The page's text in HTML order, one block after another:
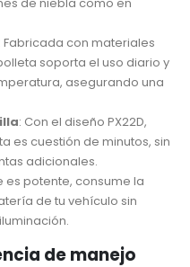
: Fabricada con materiales
soporta el uso diario y
asegurando una
: Con el diseño PX22D,
es cuestión de minutos, sin
adicionales.
es potente, consume la
de tu vehículo sin
de manejo